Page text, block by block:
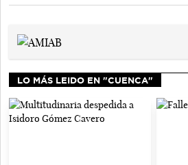
LO MÁS LEIDO EN "CUENCA"